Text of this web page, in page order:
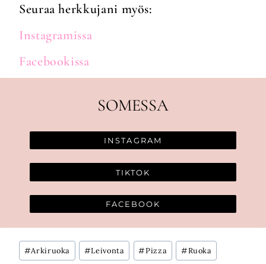
Seuraa herkkujani myös:
Instagramissa
Facebookissa
SOMESSA
INSTAGRAM
TIKTOK
FACEBOOK
Avainsanat:
#Arkiruoka #Leivonta #Pizza #Ruoka